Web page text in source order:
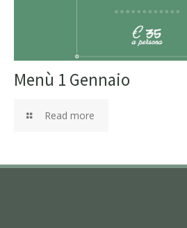
Menù 1 Gennaio
Read more